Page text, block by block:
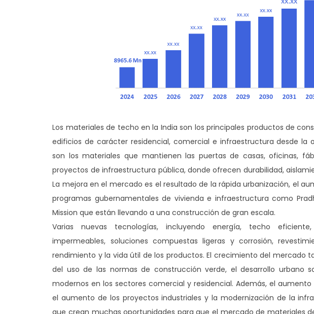
Los materiales de techo en la India son los principales productos de
edificios de carácter residencial, comercial e infraestructura desde la
son los materiales que mantienen las puertas de casas, oficinas,
proyectos de infraestructura pública, donde ofrecen durabilidad,
La mejora en el mercado es el resultado de la rápida urbanización, el
programas gubernamentales de vivienda e infraestructura como
Mission que están llevando a una construcción de gran escala.
Varias nuevas tecnologías, incluyendo energía, techo
impermeables, soluciones compuestas ligeras y corrosión,
rendimiento y la vida útil de los productos. El crecimiento del mercado
del uso de las normas de construcción verde, el desarrollo urbano
modernos en los sectores comercial y residencial. Además, el
el aumento de los proyectos industriales y la modernización de la
que crean muchas oportunidades para que el mercado de materiales